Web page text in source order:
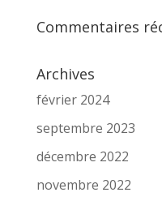
Commentaires
Archives
février 2024
septembre 2023
décembre 2022
novembre 2022